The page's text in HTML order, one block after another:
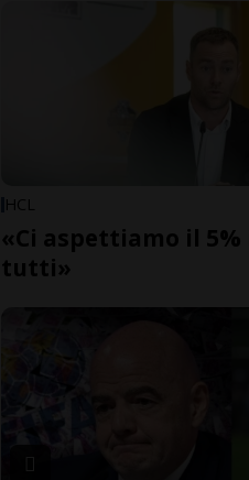
HCL
«Ci aspettiamo il 5%
tutti»